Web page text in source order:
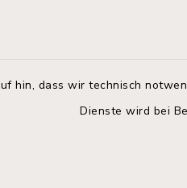
hin, dass wir technisch
Dienste wird bei